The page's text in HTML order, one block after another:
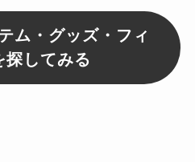
ム・グッズ・フィ
探してみる